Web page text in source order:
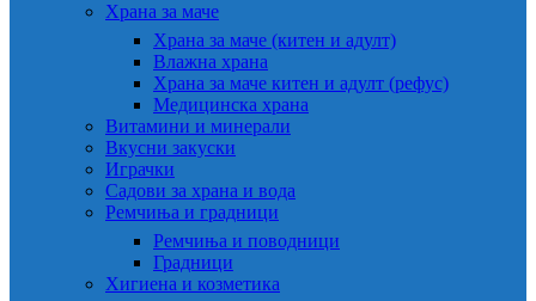
Храна за маче
Храна за маче (китен и адулт)
Влажна храна
Храна за маче китен и адулт (рефус)
Медицинска храна
Витамини и минерали
Вкусни закуски
Играчки
Садови за храна и вода
Ремчиња и градници
Ремчиња и поводници
Градници
Хигиена и козметика